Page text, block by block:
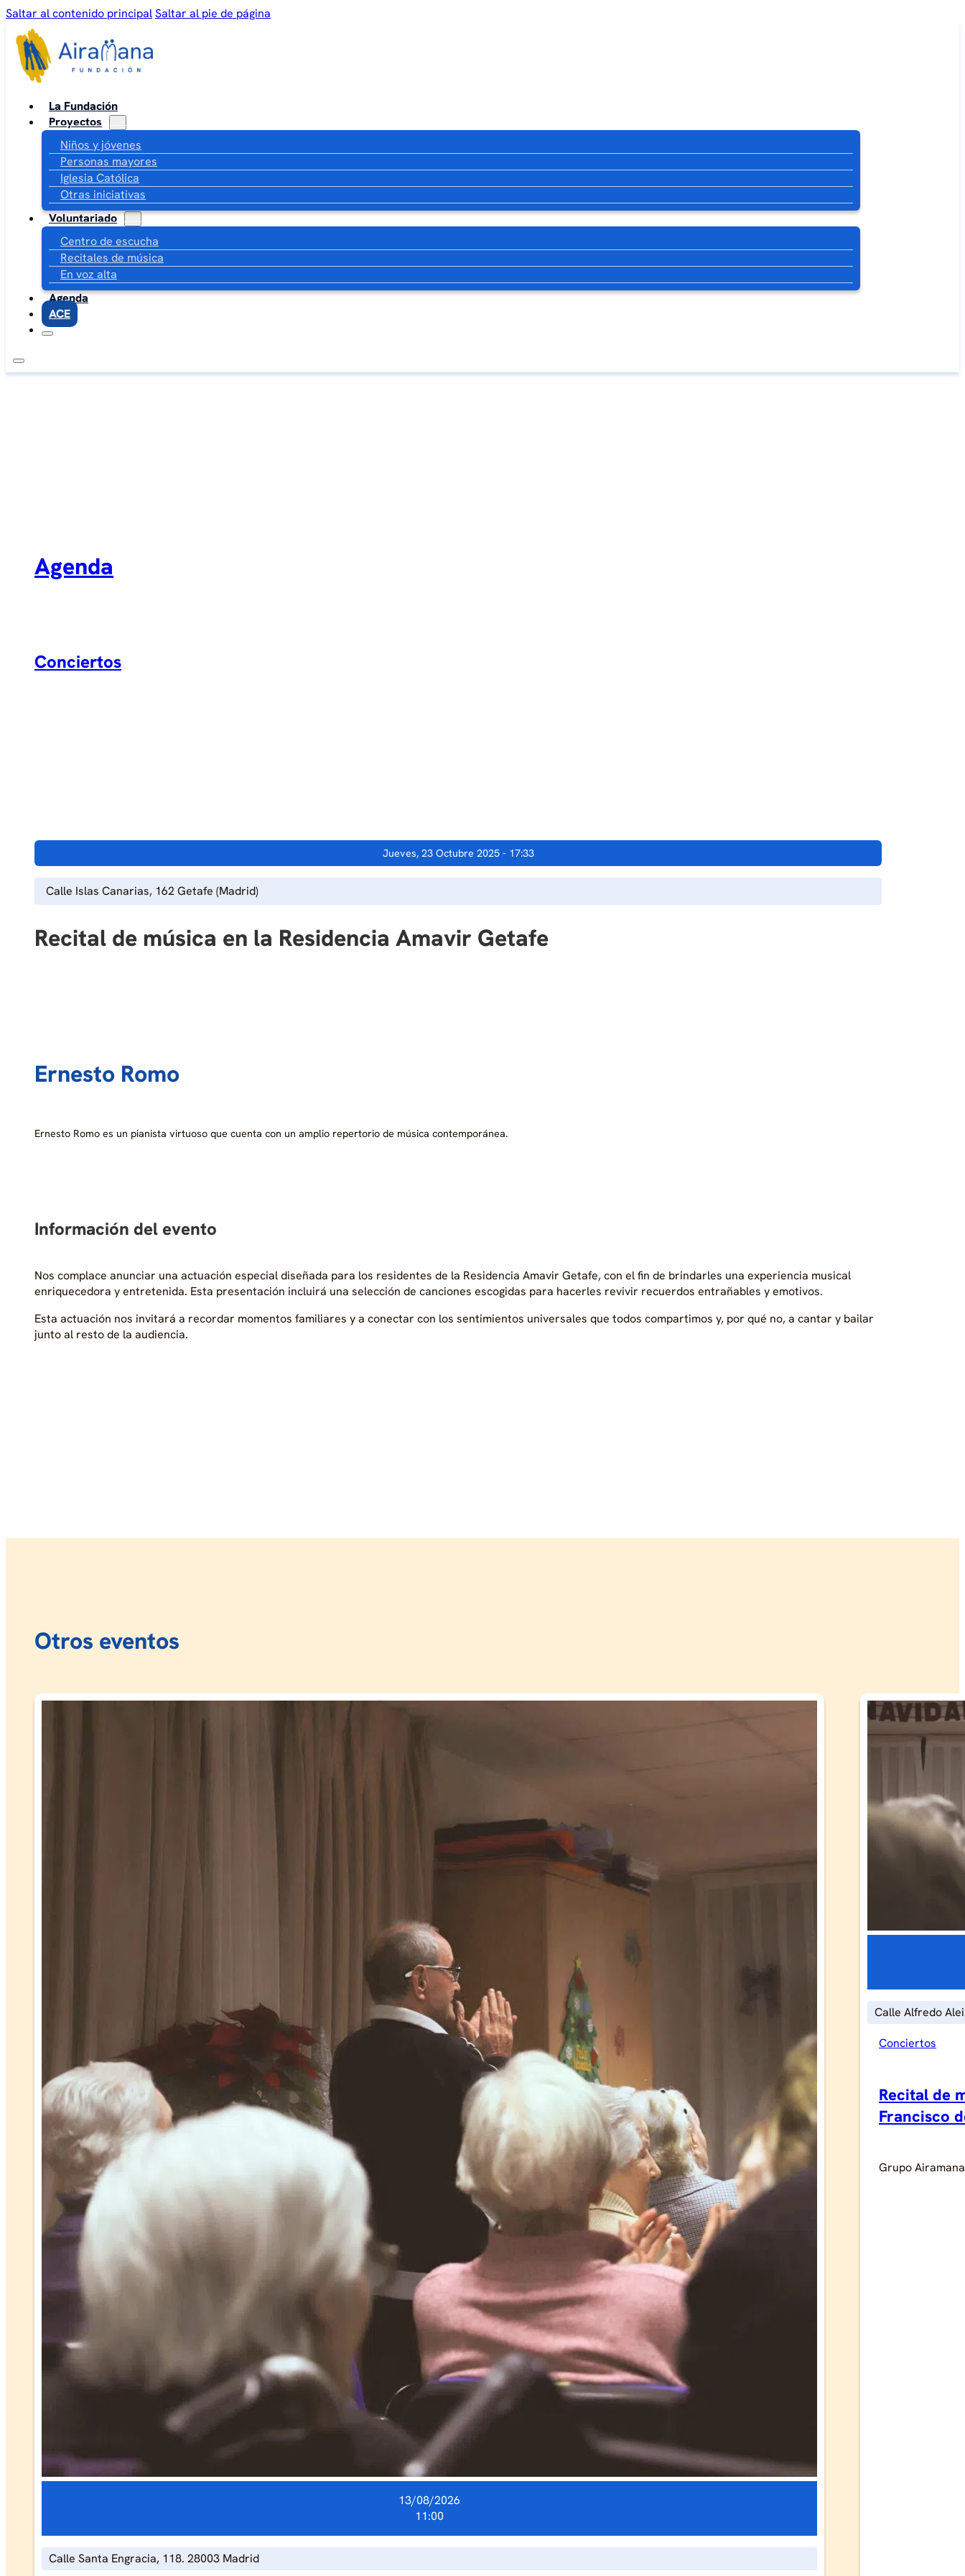
Saltar al contenido principalSaltar al pie de página
La Fundación
Proyectos
Niños y jóvenes
Personas mayores
Iglesia Católica
Otras iniciativas
Voluntariado
Centro de escucha
Recitales de música
En voz alta
Agenda
ACE
Agenda
Conciertos
Jueves, 23 Octubre 2025 - 17:33
Calle Islas Canarias, 162 Getafe (Madrid)
Recital de música en la Residencia Amavir Getafe
Ernesto Romo
Ernesto Romo es un pianista virtuoso que cuenta con un amplio repertorio de música contemporánea.
Información del evento
Nos complace anunciar una actuación especial diseñada para los residentes de la Residencia Amavir Getafe, con el fin de brindarles una experiencia musical
enriquecedora y entretenida. Esta presentación incluirá una selección de canciones escogidas para hacerles revivir recuerdos entrañables y emotivos.
Esta actuación nos invitará a recordar momentos familiares y a conectar con los sentimientos universales que todos compartimos y, por qué no, a cantar y bailar
junto al resto de la audiencia.
Otros eventos
13/08/2026
11:00
Calle Santa Engracia, 118. 28003 Madrid
Calle Alfredo
Conciertos
Recital de
Francisco
Grupo Airamana